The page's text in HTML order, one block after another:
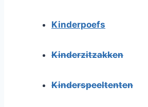
Kinderpoefs
Kinderzitzakken
Kinderspeeltenten